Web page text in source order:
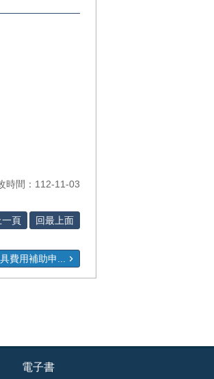
時間：112-11-03
一頁 回最上面
費用補助申...
電子書